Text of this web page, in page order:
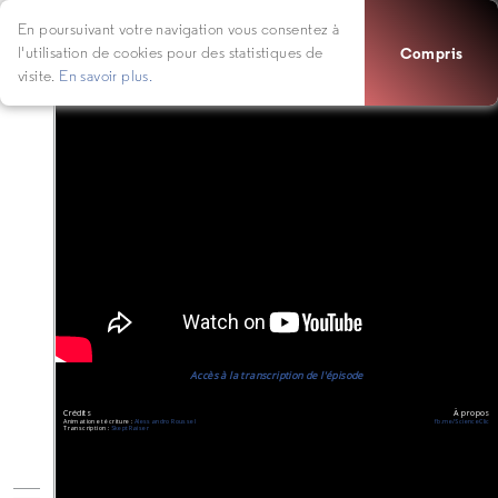
En poursuivant votre navigation vous consentez à
l'utilisation de cookies pour des statistiques de
visite. En savoir plus.
Compris
REFRACTION ET MIRAGES
Accès à la transcription de l'épisode
Crédits
Animation et écriture : Alessandro Roussel
Transcription : SkeptRaiser
À propos
fb.me/ScienceClic